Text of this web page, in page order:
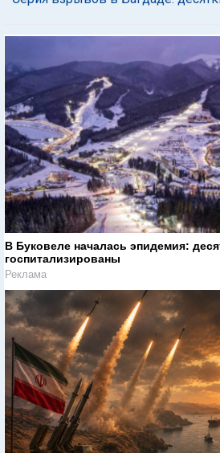
В Буковеле началась эпидемия:
госпитализированы
Реклама